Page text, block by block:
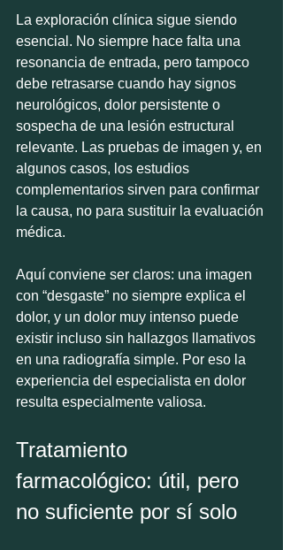
La exploración clínica sigue siendo
esencial. No siempre hace falta una
resonancia de entrada, pero tampoco
debe retrasarse cuando hay signos
neurológicos, dolor persistente o
sospecha de una lesión estructural
relevante. Las pruebas de imagen y, en
algunos casos, los estudios
complementarios sirven para confirmar
la causa, no para sustituir la evaluación
médica.
Aquí conviene ser claros: una imagen
con “desgaste” no siempre explica el
dolor, y un dolor muy intenso puede
existir incluso sin hallazgos llamativos
en una radiografía simple. Por eso la
experiencia del especialista en dolor
resulta especialmente valiosa.
Tratamiento
farmacológico: útil, pero
no suficiente por sí solo